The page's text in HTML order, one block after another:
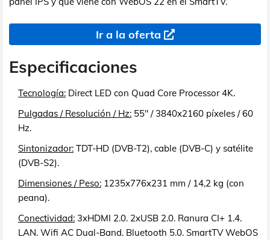
Ir a la oferta
Especificaciones
Tecnología: Direct LED con Quad Core Processor 4K.
Pulgadas / Resolución / Hz: 55" / 3840x2160 píxeles / 60
Hz.
Sintonizador: TDT-HD (DVB-T2), cable (DVB-C) y satélite
(DVB-S2).
Dimensiones / Peso: 1235x776x231 mm / 14,2 kg (con
peana).
Conectividad: 3xHDMI 2.0. 2xUSB 2.0. Ranura CI+ 1.4.
LAN. Wifi AC Dual-Band. Bluetooth 5.0. SmartTV WebOS